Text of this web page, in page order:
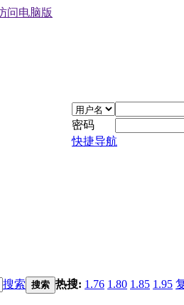
问电脑版
密码
快捷导航
搜索 搜索 热搜: 1.76 1.80 1.85 1.95